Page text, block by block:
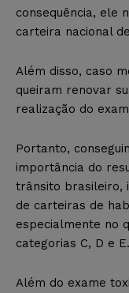
consequência, ele
carteira nacional
Além disso, caso
queiram renovar
realização do
Portanto,
importância do
trânsito brasileiro,
de carteiras de
especialmente no
categorias C, D e E.
Além do exame